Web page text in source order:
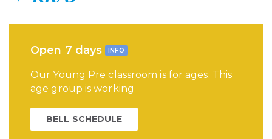
Open 7 days INFO
Our Young Pre classroom is for ages. This
age group is working
BELL SCHEDULE